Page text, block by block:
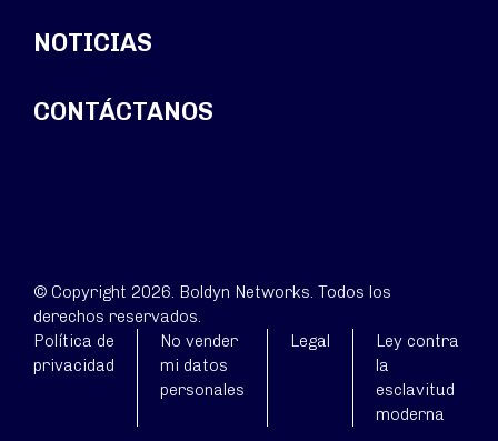
NOTICIAS
CONTÁCTANOS
© Copyright 2026. Boldyn Networks. Todos los
derechos reservados.
Política de
privacidad
No vender
mi datos
personales
Legal
Ley contra
la
esclavitud
moderna